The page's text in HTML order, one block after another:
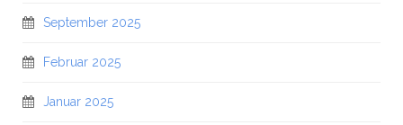
September 2025
Februar 2025
Januar 2025